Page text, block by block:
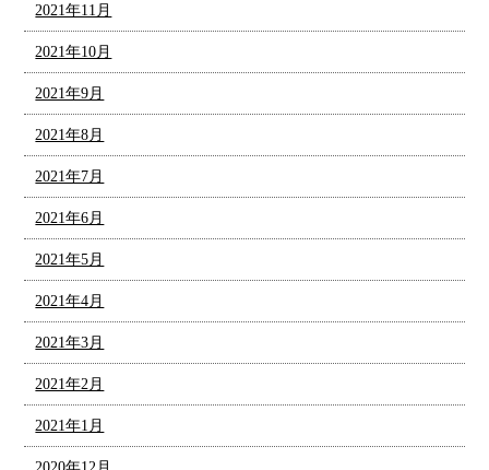
2021年11月
2021年10月
2021年9月
2021年8月
2021年7月
2021年6月
2021年5月
2021年4月
2021年3月
2021年2月
2021年1月